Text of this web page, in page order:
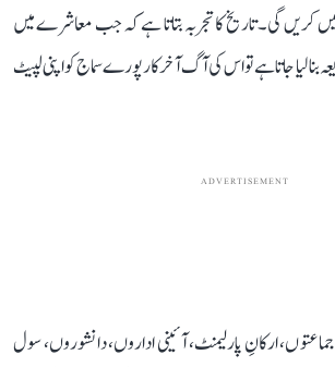
کریں گی۔ تاریخ کا تجربہ بتاتا ہے کہ جب معاشرے میں
بنا لیا جاتا ہے تو اس کی آگ آخرکار پورے سماج کو اپنی لپیٹ
ADVERTISEMENT
ارکانِ پارلیمنٹ، آئینی اداروں، دانشوروں، سول